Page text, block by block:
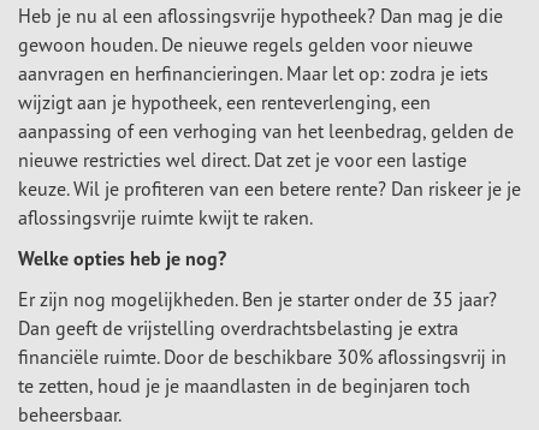
Heb je nu al een aflossingsvrije hypotheek? Dan mag je die
gewoon houden. De nieuwe regels gelden voor nieuwe
aanvragen en herfinancieringen. Maar let op: zodra je iets
wijzigt aan je hypotheek, een renteverlenging, een
aanpassing of een verhoging van het leenbedrag, gelden de
nieuwe restricties wel direct. Dat zet je voor een lastige
keuze. Wil je profiteren van een betere rente? Dan riskeer je je
aflossingsvrije ruimte kwijt te raken.
Welke opties heb je nog?
Er zijn nog mogelijkheden. Ben je starter onder de 35 jaar?
Dan geeft de vrijstelling overdrachtsbelasting je extra
financiële ruimte. Door de beschikbare 30% aflossingsvrij in
te zetten, houd je je maandlasten in de beginjaren toch
beheersbaar.